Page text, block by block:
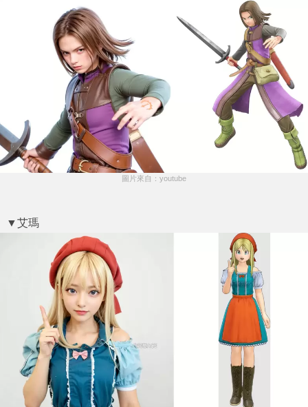
圖片來自：youtube
▼艾瑪